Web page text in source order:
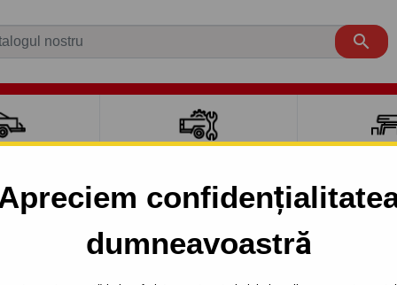
dumneavoastră

2007 - Cârlig de remorcare pentru FIAT LINEA -